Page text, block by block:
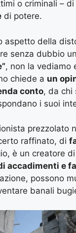
o criminali – di
di potere.
aspetto della
senza dubbio
, non la vediamo
chiede a un
conto, da chi
i suoi
prezzolato
raffinato, di
è un creatore di
accadimenti e
possono
banali